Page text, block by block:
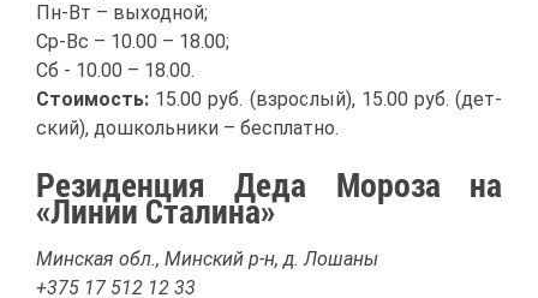
Пн-Вт – вы­ход­ной;
Ср-Вс – 10.00 – 18.00;
Сб - 10.00 – 18.00.
Сто­и­мость: 15.00 руб. (взрос­лый), 15.00 руб. (дет­
ский), до­школь­ни­ки – бес­плат­но.
Ре­зи­ден­ция Де­да Мо­ро­за на
«Ли­нии Ста­ли­на»
Мин­ская обл., Мин­ский р-н, д. Ло­ша­ны
+375 17 512 12 33